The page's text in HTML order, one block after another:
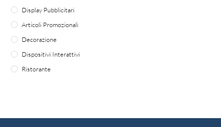
Display Pubblicitari
Articoli Promozionali
Decorazione
Dispositivi Interattivi
Ristorante